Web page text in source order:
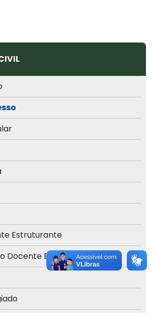
Estruturante
Docente Estruturante